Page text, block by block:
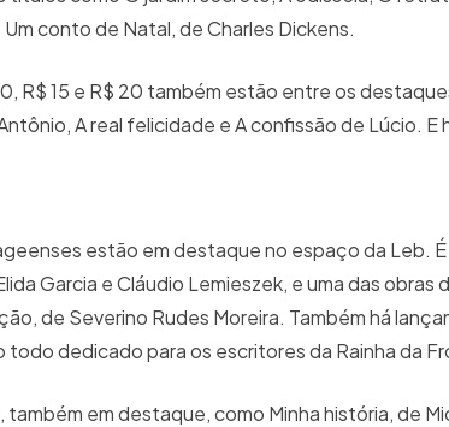
Um conto de Natal, de Charles Dickens.
R$ 15 e R$ 20 também estão entre os
A real felicidade e A confissão de Lúcio. E
estão em destaque no espaço da Leb.
Garcia e Cláudio Lemieszek, e uma das
de Severino Rudes Moreira. Também há
todo dedicado para os escritores da Rainha da
em destaque, como Minha história, de